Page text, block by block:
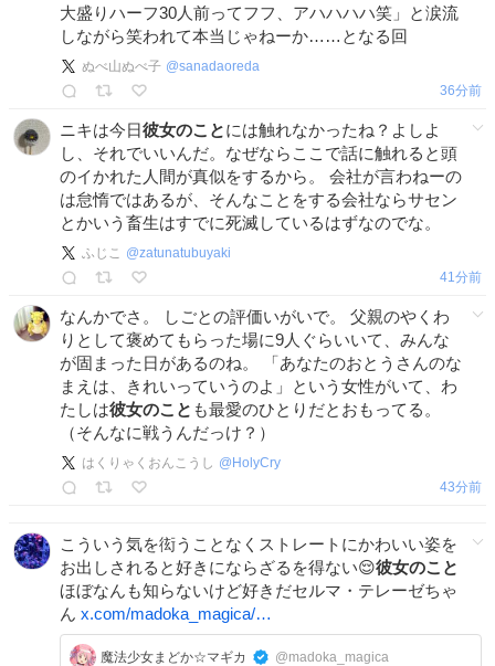
大盛りハーフ30人前ってフフ、アハハハハ笑」と涙流
しながら笑われて本当じゃねーか……となる回
ぬべ山ぬべ子 @sanadaoreda
36分前
ニキは今日彼女のことには触れなかったね？よしよ
し、それでいいんだ。なぜならここで話に触れると頭
のイかれた人間が真似をするから。 会社が言わねーの
は怠惰ではあるが、そんなことをする会社ならサセン
とかいう畜生はすでに死滅しているはずなのでな。
ふじこ @zatunatubuyaki
41分前
なんかでさ。 しごとの評価いがいで。 父親のやくわ
りとして褒めてもらった場に9人ぐらいいて、みんな
が固まった日があるのね。 「あなたのおとうさんのな
まえは、きれいっていうのよ」という女性がいて、わ
たしは彼女のこと も最愛のひとりだとおもってる。
（そんなに戦うんだっけ？）
はくりゃくおんこうし @ HolyCry
43分前
こういう気を衒うことなくストレートにかわいい姿を
お出しされると好きにならざるを得ない😌彼女のこと
ほぼなんも知らないけど好きだセルマ・テレーゼちゃ
ん x.com/madoka_magica/…
魔法少女まどか☆マギカ @madoka_magica